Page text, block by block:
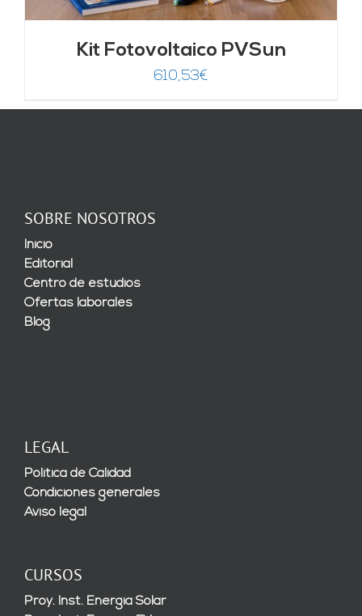
Kit Fotovoltaico PVSun
610,53€
SOBRE NOSOTROS
Inicio
Editorial
Centro de estudios
Ofertas laborales
Blog
LEGAL
Política de Calidad
Condiciones generales
Aviso legal
CURSOS
Proy. Inst. Energía Solar